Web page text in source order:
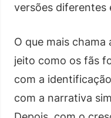
versões diferentes
O que mais
jeito como os fãs
com a
com a narrativa